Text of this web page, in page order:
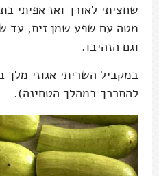
שחציתי לאורך ואז אפיתי
מטה עם שפע שמן זית, עד
וגם הזהיבו.
במקביל השריתי אגוזי
להתרכך במהלך הטחינה).